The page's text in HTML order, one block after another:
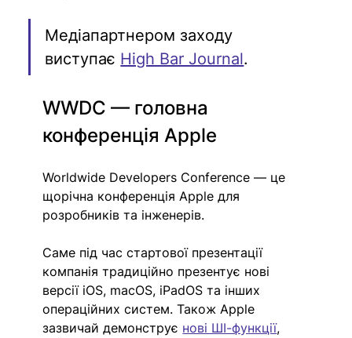
Медіапартнером заходу
виступає High Bar Journal.
WWDC — головна
конференція Apple
Worldwide Developers Conference — це
щорічна конференція Apple для
розробників та інженерів.
Саме під час стартової презентації
компанія традиційно презентує нові
версії iOS, macOS, iPadOS та інших
операційних систем. Також Apple
зазвичай демонструє нові ШІ-функції,